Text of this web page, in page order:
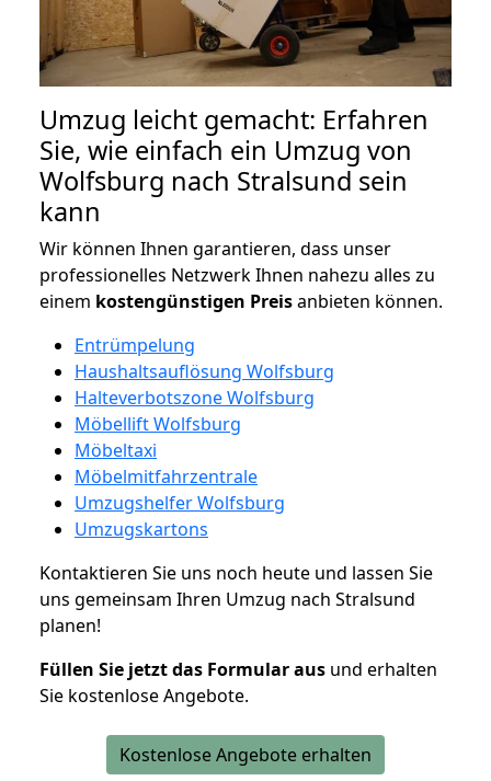
Umzug leicht gemacht: Erfahren
Sie, wie einfach ein Umzug von
Wolfsburg nach Stralsund sein
kann
Wir können Ihnen garantieren, dass unser
professionelles Netzwerk Ihnen nahezu alles zu
einem kostengünstigen Preisanbieten können.
Entrümpelung
Haushaltsauflösung Wolfsburg
Halteverbotszone Wolfsburg
Möbellift Wolfsburg
Möbeltaxi
Möbelmitfahrzentrale
Umzugshelfer Wolfsburg
Umzugskartons
Kontaktieren Sie uns noch heute und lassen Sie
uns gemeinsam Ihren Umzug nach Stralsund
planen!
Füllen Sie jetzt das Formular aus und erhalten
Sie kostenlose Angebote.
Kostenlose Angebote erhalten